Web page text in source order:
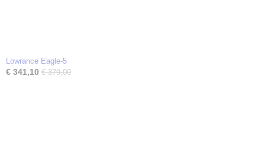
Lowrance Eagle-5
€ 341,10 € 379,00